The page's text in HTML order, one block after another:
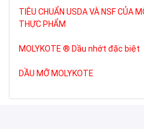
TIÊU CHUẨN USDA VÀ NSF CỦA
THỰC PHẨM
MOLYKOTE ® Dầu nhớt đặc biệt
DẦU MỠ MOLYKOTE